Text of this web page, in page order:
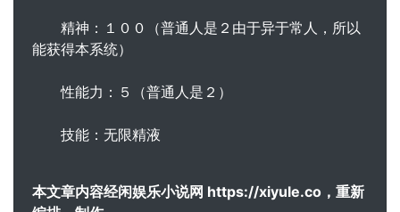
精神：１００（普通人是２由于异于常人，所以
能获得本系统）
性能力：５（普通人是２）
技能：无限精液
本文章内容经闲娱乐小说网 https://xiyule.co，重新